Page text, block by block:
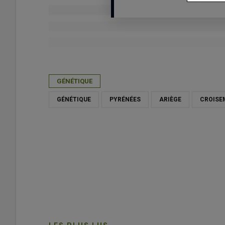
GÉNÉTIQUE
GÉNÉTIQUE PYRÉNÉES ARIÈGE